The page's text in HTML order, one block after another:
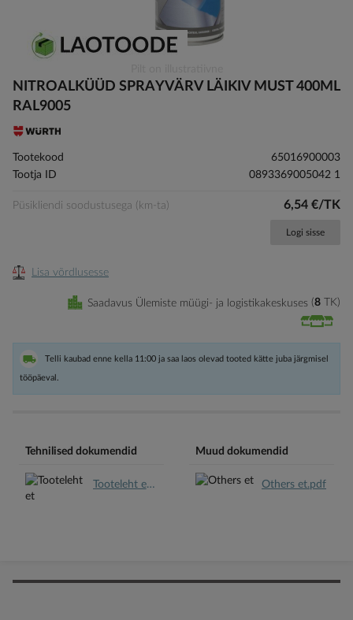
to
the
of
images
gallery
NITROALKÜÜD SPRAYVÄRV LÄIKIV MUST 400ML
RAL9005
Tootekood
65016900003
Tootja ID
0893369005042 1
Püsikliendi soodustusega (km-ta) 6,54 €/TK
Logi sisse
Lisa võrdlusesse
Saadavus Ülemiste müügi- ja logistikakeskuses 8 TK
Telli kaubad enne kella 11:00 ja saa laos olevad tooted kätte juba järgmisel
tööpäeval.
Tehnilised dokumendid
Tooteleht et.pdf
Muud dokumendid
Others et.pdf